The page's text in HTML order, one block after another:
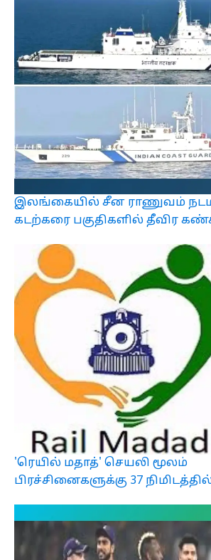
இலங்கையில் சீன ராணுவம்
கடற்கரை பகுதிகளில் தீவிர
'ரெயில் மதாத்' செயலி மூலம்
பிரச்சினைகளுக்கு 37